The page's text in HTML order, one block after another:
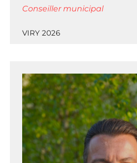
Conseiller municipal
VIRY 2026